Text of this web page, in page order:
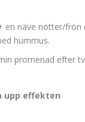
en näve nötter/frön
hummus.
promenad efter
upp effekten